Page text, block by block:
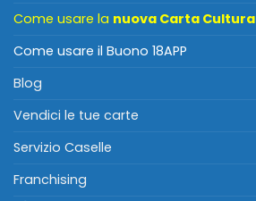
Come usare la nuova Carta Cultura
Come usare il Buono 18APP
Blog
Vendici le tue carte
Servizio Caselle
Franchising